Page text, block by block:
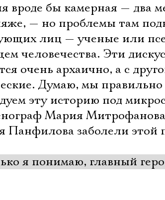
вроде бы камерная — два
— но проблемы там
лиц — ученые или
человечества. Эти
очень архаично, а с
Думаю, мы
эту историю под
Мария
Панфилова заболели этой
я понимаю, главный